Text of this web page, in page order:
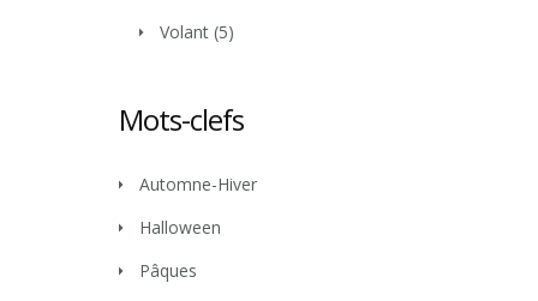
Volant (5)
Mots-clefs
Automne-Hiver
Halloween
Pâques